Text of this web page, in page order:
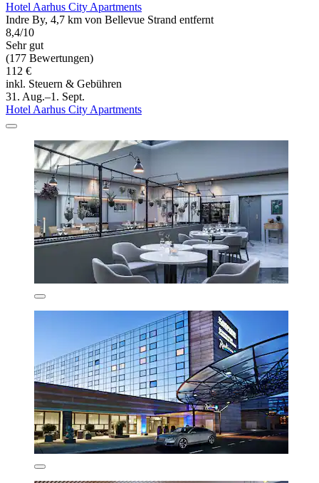
Hotel Aarhus City Apartments
Indre By, 4,7 km von Bellevue Strand entfernt
8,4/10
Sehr gut
(177 Bewertungen)
112 €
inkl. Steuern & Gebühren
31. Aug.–1. Sept.
Hotel Aarhus City Apartments